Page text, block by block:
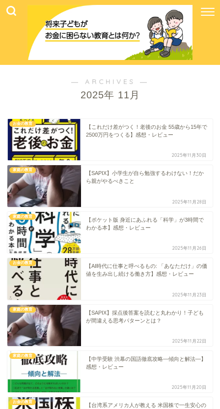
― ARCHIVES ―
2025年 11月
お金の教育
【これだけ差がつく！老後のお金 55歳から15年で
2500万円をつくる】感想・レビュー
2025年11月30日
家庭の教育
【SAPIX】小学生が自ら勉強するわけない！だか
ら親がやるべきこと
2025年11月28日
家庭の教育
【ポケット版 身近にあふれる「科学」が3時間で
わかる本】感想・レビュー
2025年11月26日
お金の教育
【AI時代に仕事と呼べるもの: 「あなただけ」の価
値を生み出し続ける働き方】感想・レビュー
2025年11月23日
家庭の教育
【SAPIX】採点後答案を読むと丸わかり！子ども
が間違える思考パターンとは？
2025年11月22日
家庭の教育
【中学受験 渋幕の国語徹底攻略―傾向と解法―】
感想・レビュー
2025年11月20日
お金の教育
【台湾系アメリカ人が教える 米国株で一生安心の